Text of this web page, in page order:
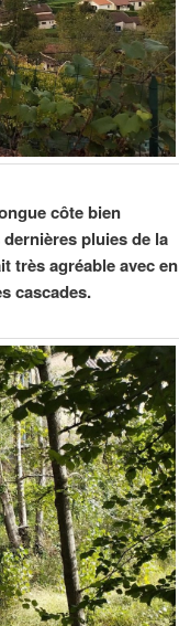
côte bien
pluies de la
très agréable avec en
cascades.